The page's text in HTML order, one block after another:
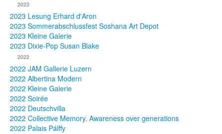
Presse
Publikationen
Texte
Sammlungen
2023
2023 Lesung Erhard d'Aron
2023 Sommerabschlussfest Soshana Art Depot
2023 Kleine Galerie
2023 Dixie-Pop Susan Blake
2022
2022 JAM Gallerie Luzern
2022 Albertina Modern
2022 Kleine Galerie
2022 Soirée
2022 Deutschvilla
2022 Collective Memory. Awareness over generations
2022 Palais Pálffy